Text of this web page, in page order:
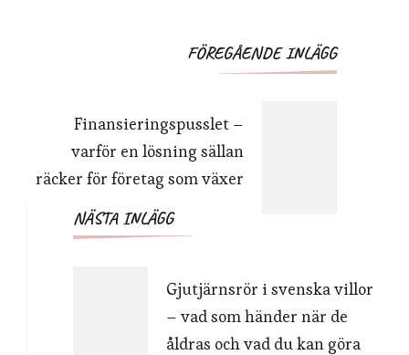
Inläggsnavigering
FÖREGÅENDE INLÄGG
Finansieringspusslet –
varför en lösning sällan
räcker för företag som växer
NÄSTA INLÄGG
Gjutjärnsrör i svenska villor
– vad som händer när de
åldras och vad du kan göra